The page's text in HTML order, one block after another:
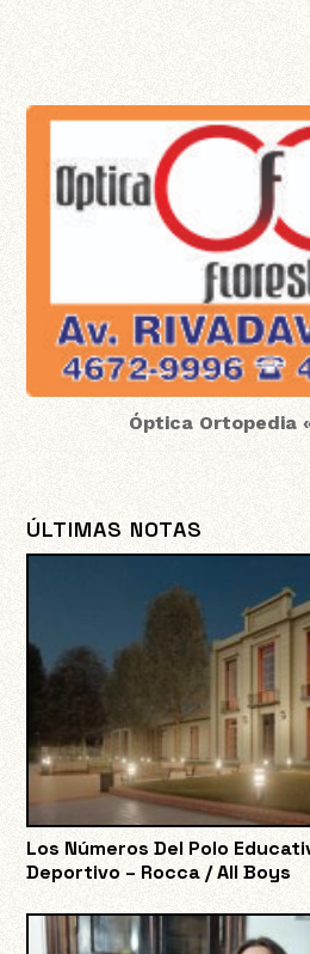
Óptica Ortopedia
ÚLTIMAS NOTAS
Los Números Del Polo
Deportivo – Rocca / All Boys